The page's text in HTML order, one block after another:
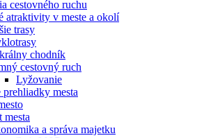
cestovného ruchu
atraktivity v meste a okolí
trasy
chodník
cestovný ruch
Lyžovanie
mesta
mesta
a správa majetku